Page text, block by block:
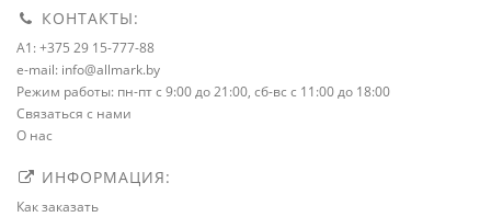
КОНТАКТЫ:
A1: +375 29 15-777-88
e-mail: info@allmark.by
Режим работы: пн-пт с 9:00 до 21:00, сб-вс с 11:00 до 18:00
Связаться с нами
О нас
ИНФОРМАЦИЯ:
Как заказать